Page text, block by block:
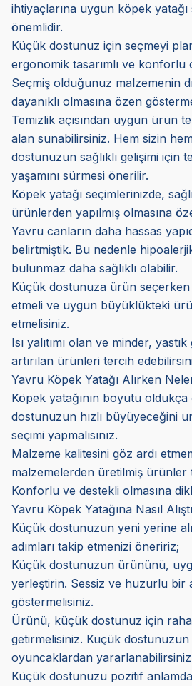
ihtiyaçlarına uygun köpek
önemlidir.
Küçük dostunuz için seçmeyi
ergonomik tasarımlı ve konforlu
Seçmiş olduğunuz malzemenin
dayanıklı olmasına özen
Temizlik açısından uygun ürün
alan sunabilirsiniz. Hem sizin
dostunuzun sağlıklı gelişimi için
yaşamını sürmesi önerilir.
Köpek yatağı seçimlerinizde,
ürünlerden yapılmış olmasına
Yavru canların daha hassas
belirtmiştik. Bu nedenle
bulunmaz daha sağlıklı olabilir.
Küçük dostunuza ürün
etmeli ve uygun büyüklükteki
etmelisiniz.
Isı yalıtımı olan ve minder,
artırılan ürünleri tercih
Yavru Köpek Yatağı Alırken
Köpek yatağının boyutu
dostunuzun hızlı büyüyeceğini
seçimi yapmalısınız.
Malzeme kalitesini göz ardı
malzemelerden üretilmiş ürünler
Konforlu ve destekli olmasına
Yavru Köpek Yatağına Nasıl
Küçük dostunuzun yeni yerine
adımları takip etmenizi öneririz;
Küçük dostunuzun ürününü,
yerleştirin. Sessiz ve huzurlu bir
göstermelisiniz.
Ürünü, küçük dostunuz için
getirmelisiniz. Küçük dostunuzun
oyuncaklardan
Küçük dostunuzu pozitif anlamda